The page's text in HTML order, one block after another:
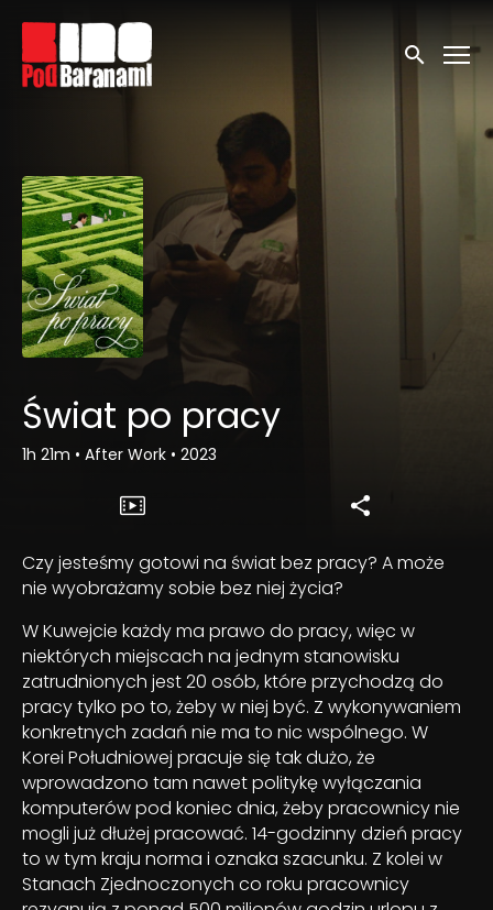
Linki ułatwień dostępu
Wyszukaj
Świat po pracy
1h 21m • After Work • 2023
Czy jesteśmy gotowi na świat bez pracy? A może
nie wyobrażamy sobie bez niej życia?
W Kuwejcie każdy ma prawo do pracy, więc w
niektórych miejscach na jednym stanowisku
zatrudnionych jest 20 osób, które przychodzą do
pracy tylko po to, żeby w niej być. Z wykonywaniem
konkretnych zadań nie ma to nic wspólnego. W
Korei Południowej pracuje się tak dużo, że
wprowadzono tam nawet politykę wyłączania
komputerów pod koniec dnia, żeby pracownicy nie
mogli już dłużej pracować. 14-godzinny dzień pracy
to w tym kraju norma i oznaka szacunku. Z kolei w
Stanach Zjednoczonych co roku pracownicy